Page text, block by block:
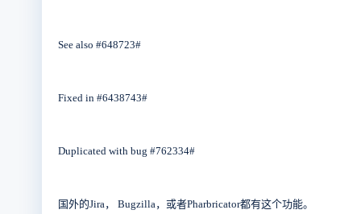
See also #648723#
Fixed in #6438743#
Duplicated with bug #762334#
国外的Jira， Bugzilla，或者Pharbricator都有这个功能。